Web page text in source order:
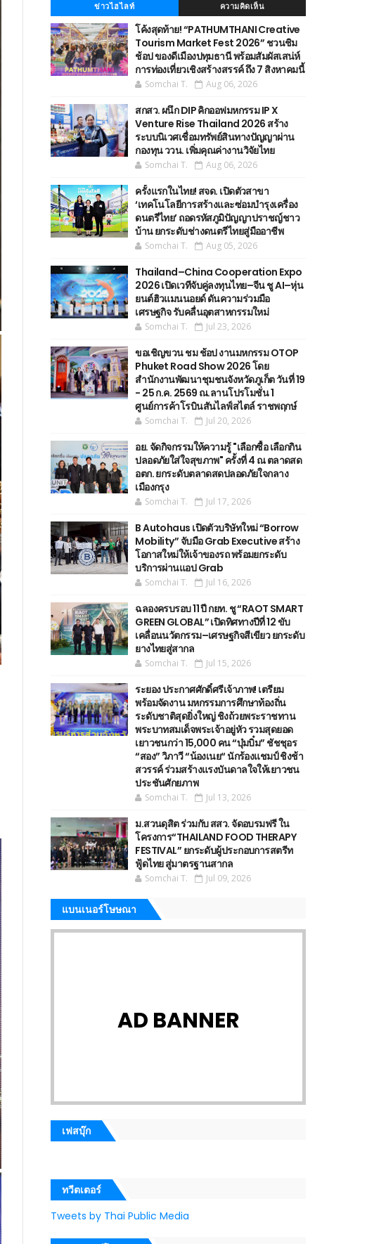
ข่าวไฮไลท์ ความคิดเห็น
โค้งสุดท้าย! “PATHUMTHANI Creative
Tourism Market Fest 2026” ชวนชิม
ช้อป ของดีเมืองปทุมธานี พร้อมสัมผัสเสน่ห์
การท่องเที่ยวเชิงสร้างสรรค์ ถึง 7 สิงหาคมนี้
Somchai T. Aug 06, 2026
สกสว. ผนึก DIP คิกออฟมหกรรม IP X
Venture Rise Thailand 2026 สร้าง
ระบบนิเวศเชื่อมทรัพย์สินทางปัญญาผ่าน
กองทุน ววน. เพิ่มคุณค่างานวิจัยไทย
Somchai T. Aug 06, 2026
ครั้งแรกในไทย! สจด. เปิดตัวสาขา
‘เทคโนโลยีการสร้างและซ่อมบำรุงเครื่อง
ดนตรีไทย’ ​ถอดรหัสภูมิปัญญาปราชญ์ชาว
บ้าน ยกระดับช่างดนตรีไทยสู่มืออาชีพ
Somchai T. Aug 05, 2026
Thailand–China Cooperation Expo
2026 เปิดเวทีจับคู่ลงทุนไทย–จีน ชู AI–หุ่น
ยนต์ฮิวแมนนอยด์ ดันความร่วมมือ
เศรษฐกิจ รับคลื่นอุตสาหกรรมใหม่
Somchai T. Jul 23, 2026
ขอเชิญขวน ชม ช้อป งานมหกรรม OTOP
Phuket Road Show 2026 โดย
สำนักงานพัฒนาชุมชนจังหวัดภูเก็ต วันที่ 19
- 25 ก.ค. 2569 ณ.ลานโปรโมชั่น 1
ศูนย์การค้าโรบินสันไลฟ์สไตล์ ราชพฤกษ์
Somchai T. Jul 20, 2026
อย. จัดกิจกรรมให้ความรู้ "เลือกซื้อ เลือกกิน
ปลอดภัยใส่ใจสุขภาพ" ครั้งที่ 4 ณ ตลาดสด
อตก. ยกระดับตลาดสดปลอดภัยใจกลาง
เมืองกรุง
Somchai T. Jul 17, 2026
B Autohaus เปิดตัวบริษัทใหม่ “Borrow
Mobility” จับมือ Grab Executive สร้าง
โอกาสใหม่ให้เจ้าของรถ พร้อมยกระดับ
บริการผ่านแอป Grab
Somchai T. Jul 16, 2026
ฉลองครบรอบ 11 ปี กยท. ชู “RAOT SMART
GREEN GLOBAL” เปิดทิศทางปีที่ 12 ขับ
เคลื่อนนวัตกรรม–เศรษฐกิจสีเขียว ยกระดับ
ยางไทยสู่สากล
Somchai T. Jul 15, 2026
ระยอง ประกาศศักดิ์ศรีเจ้าภาพ! เตรียม
พร้อมจัดงาน มหกรรมการศึกษาท้องถิ่น
ระดับชาติสุดยิ่งใหญ่ ชิงถ้วยพระราชทาน
พระบาทสมเด็จพระเจ้าอยู่หัว รวมสุดยอด
เยาวชนกว่า 15,000 คน “บุ๋มบิ๋ม” ชัชชุอร
“สอง” วิภาวี “น้องเนย“ นักร้องแชมป์ ชิงช้า
สวรรค์ ร่วมสร้างแรงบันดาลใจให้เยาวชน
ประชันศักยภาพ
Somchai T. Jul 13, 2026
ม.สวนดุสิต ร่วมกับ สสว. จัดอบรมฟรี ใน
โครงการ“THAILAND FOOD THERAPY
FESTIVAL” ยกระดับผู้ประกอบการสตรีท
ฟู้ดไทย สู่มาตรฐานสากล
Somchai T. Jul 09, 2026
แบนเนอร์โษษณา
AD BANNER
เฟสบุ๊ก
ทวีตเตอร์
Tweets by Thai Public Media